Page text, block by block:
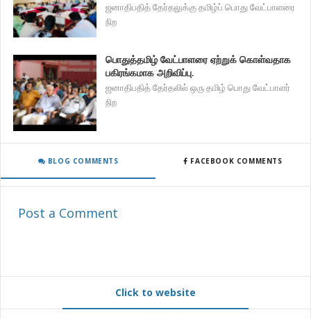
ஜனாதிபதித் தேர்தலுக்கு தமிழ்ப் பொது வேட்பாளரை
நிற
பொதுத்தமிழ் வேட்பாளரை ஏற்றுக் கொள்வதாக
பகிரங்கமாக அறிவிப்பு.
ஜனாதிபதித் தேர்தலில் ஒரு தமிழ் பொது வேட்பாளர்
நிற
BLOG COMMENTS FACEBOOK COMMENTS
Post a Comment
Click to website